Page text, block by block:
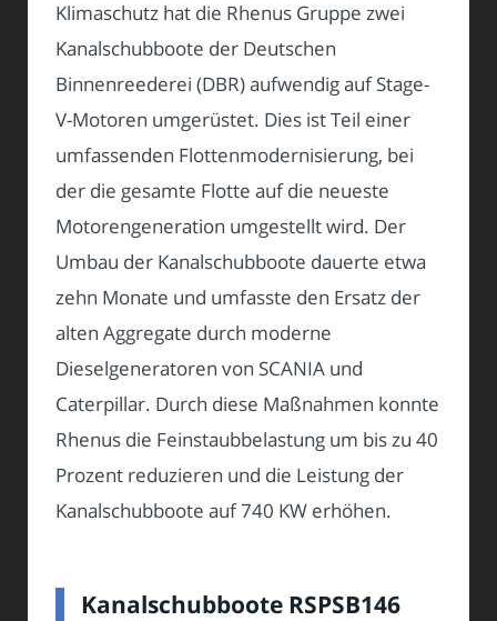
Klimaschutz hat die Rhenus Gruppe zwei
Kanalschubboote der Deutschen
Binnenreederei (DBR) aufwendig auf Stage-
V-Motoren umgerüstet. Dies ist Teil einer
umfassenden Flottenmodernisierung, bei
der die gesamte Flotte auf die neueste
Motorengeneration umgestellt wird. Der
Umbau der Kanalschubboote dauerte etwa
zehn Monate und umfasste den Ersatz der
alten Aggregate durch moderne
Dieselgeneratoren von SCANIA und
Caterpillar. Durch diese Maßnahmen konnte
Rhenus die Feinstaubbelastung um bis zu 40
Prozent reduzieren und die Leistung der
Kanalschubboote auf 740 KW erhöhen.
Kanalschubboote RSPSB146